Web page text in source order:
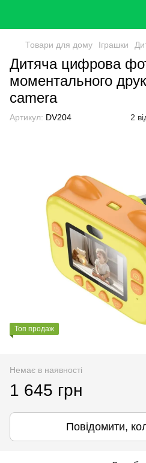
Товари для дому Іграшки
Дитяча цифрова
моментального
camera
Артикул: DV204 2
Топ продаж
Немає в наявності
1 645 грн
Повідомити,